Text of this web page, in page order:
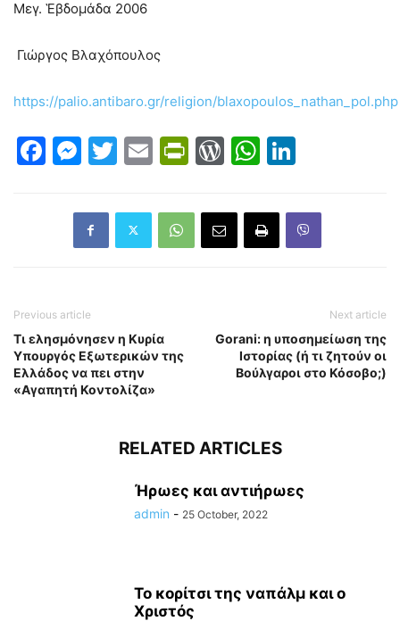
Μεγ. Ἑβδομάδα 2006
Γιώργος Βλαχόπουλος
https://palio.antibaro.gr/religion/blaxopoulos_nathan_pol.php
Facebook
Messenger
Twitter
EmailPrintFriendly
WordPress
WhatsApp
Previous article
Τι ελησμόνησεν η Κυρία
Υπουργός Εξωτερικών της
Ελλάδος να πει στην
«Αγαπητή Κοντολίζα»
Next article
Gorani: η υποσημείωση της
Ιστορίας (ή τι ζητούν οι
Βούλγαροι στο Κόσοβο;)
RELATED ARTICLES
Ήρωες και αντιήρωες
admin - 25 October, 2022
Το κορίτσι της ναπάλμ και ο
Χριστός